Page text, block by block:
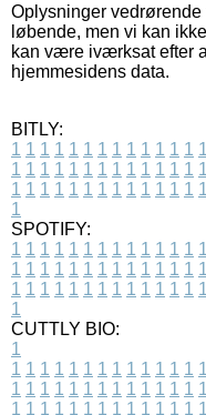
Oplysninger
løbende, men vi kan
kan være iværksat efter
hjemmesidens data.
BITLY:
1 1 1 1 1 1 1 1 1 1 1 1 1 1
1 1 1 1 1 1 1 1 1 1 1 1 1 1
1 1 1 1 1 1 1 1 1 1 1 1 1 1
1
SPOTIFY:
1 1 1 1 1 1 1 1 1 1 1 1 1 1
1 1 1 1 1 1 1 1 1 1 1 1 1 1
1 1 1 1 1 1 1 1 1 1 1 1 1 1
1
CUTTLY BIO:
1
1 1 1 1 1 1 1 1 1 1 1 1 1 1
1 1 1 1 1 1 1 1 1 1 1 1 1 1
1 1 1 1 1 1 1 1 1 1 1 1 1 1